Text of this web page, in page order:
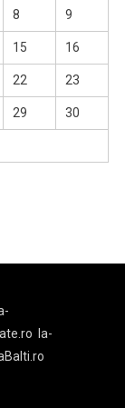
8 9
15 16
22 23
29 30
la-